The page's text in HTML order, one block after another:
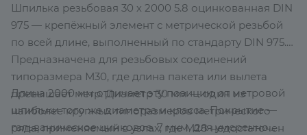
Шпилька резьбовая 30 х 2000 5.8 оцинкованная DIN
975 — крепёжный элемент с метрической резьбой
по всей длине, выполненный по стандарту DIN 975.
Предназначена для резьбовых соединений
типоразмера М30, где длина пакета или вылета
превышает метр. Диаметр 30 мм — один из
наиболее крупных типоразмеров метрического
ряда, применяемый в узлах, где М28 недостаточен
Длина 2000 мм отличает эту позицию от метровой
шпильки того же диаметра и класса. Покрытие —
гальваническое цинковое, 7 мкм, для умеренно